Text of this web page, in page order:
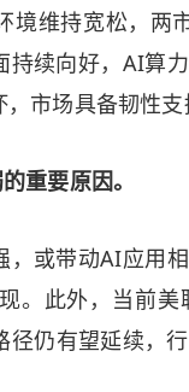
境维持宽松，两
续向好，AI算
市场具备韧性支
重要原因。
或带动AI应用
。此外，当前
仍有望延续，